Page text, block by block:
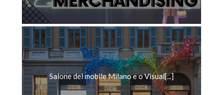
Salone del mobile Milano e o Visual[...]